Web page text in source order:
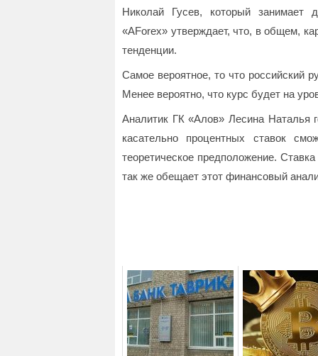
Николай Гусев, который занимает
«AForex» утверждает, что, в общем,
тенденции.
Самое вероятное, то что российский
Менее вероятно, что курс будет на
Аналитик ГК «Алов» Лесина Наталья
касательно процентных ставок
теоретическое предположение.
так же обещает этот финансовый